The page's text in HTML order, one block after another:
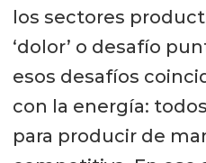
los sectores
‘dolor’ o desafío
esos desafíos
con la energía:
para producir de